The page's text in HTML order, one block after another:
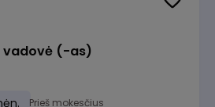
vadovė (-as)
Prieš mokesčius